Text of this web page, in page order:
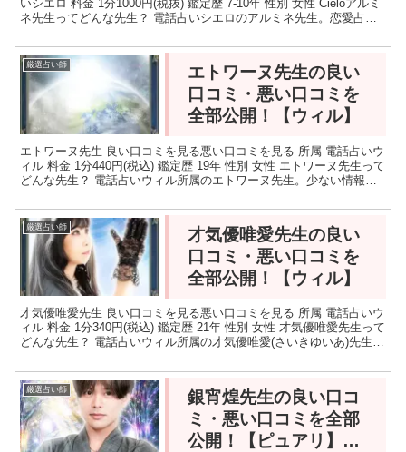
いシエロ 料金 1分1000円(税抜) 鑑定歴 7-10年 性別 女性 Cieloアルミ
ネ先生ってどんな先生？ 電話占いシエロのアルミネ先生。恋愛占い
厳選占い師
エトワーヌ先生の良い
口コミ・悪い口コミを
全部公開！【ウィル】
エトワーヌ先生 良い口コミを見る悪い口コミを見る 所属 電話占いウ
ィル 料金 1分440円(税込) 鑑定歴 19年 性別 女性 エトワーヌ先生って
どんな先生？ 電話占いウィル所属のエトワーヌ先生。少ない情報の
厳選占い師
才気優唯愛先生の良い
口コミ・悪い口コミを
全部公開！【ウィル】
才気優唯愛先生 良い口コミを見る悪い口コミを見る 所属 電話占いウ
ィル 料金 1分340円(税込) 鑑定歴 21年 性別 女性 才気優唯愛先生って
どんな先生？ 電話占いウィル所属の才気優唯愛(さいきゆいあ)先生。
厳選占い師
銀宵煌先生の良い口コ
ミ・悪い口コミを全部
公開！【ピュアリ】